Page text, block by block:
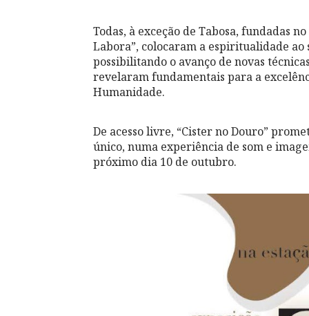
Todas, à exceção de Tabosa, fundadas
Labora”, colocaram a espiritualidade
possibilitando o avanço de novas
revelaram fundamentais para a
Humanidade.
De acesso livre, “Cister no Douro”
único, numa experiência de som e
próximo dia 10 de outubro.